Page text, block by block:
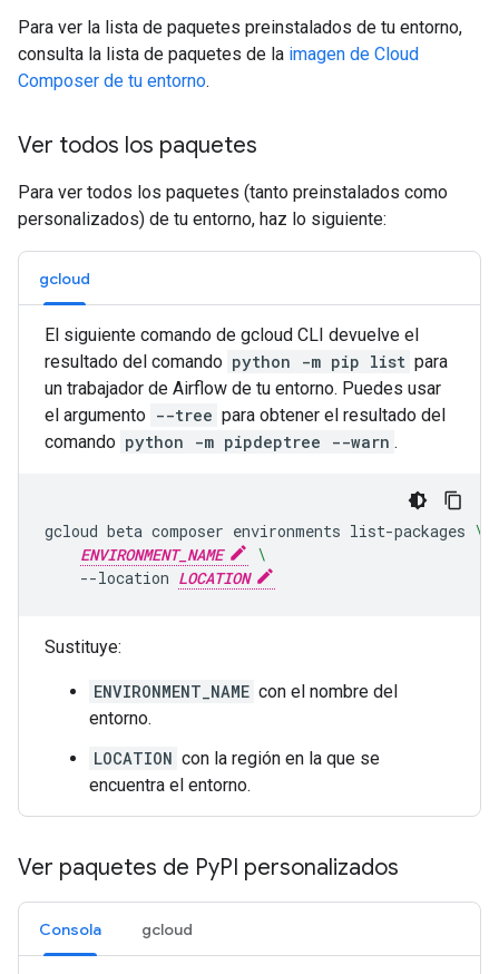
Para ver la lista de paquetes preinstalados de tu entorno,
consulta la lista de paquetes de la imagen de Cloud
Composer de tu entorno.
Ver todos los paquetes
Para ver todos los paquetes (tanto preinstalados como
personalizados) de tu entorno, haz lo siguiente:
gcloud
El siguiente comando de gcloud CLI devuelve el
resultado del comando python -m pip list para
un trabajador de Airflow de tu entorno. Puedes usar
el argumento --tree para obtener el resultado del
comando python -m pipdeptree --warn .
gcloud beta composer environments list-packages \
ENVIRONMENT_NAME
\
--location LOCATION
Sustituye:
ENVIRONMENT_NAME con el nombre del
entorno.
LOCATION con la región en la que se
encuentra el entorno.
Ver paquetes de PyPI personalizados
Consola gcloud